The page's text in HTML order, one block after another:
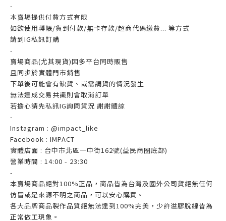
-
本賣場提供付費方式有限
如欲使用轉帳/貨到付款/無卡存款/超商代碼繳費... 等方式
請到IG私訊訂購
-
賣場商品(尤其現貨)因多平台同時販售
且同步於實體門市銷售
下單後可能會有缺貨、或需調貨的情況發生
無法達成交易共識則會取消訂單
若擔心請先私訊IG詢問貨況 謝謝體諒
-
Instagram : @impact_like
Facebook : IMPACT
實體店面 : 台中市北區一中街162號(益民商圈底部)
營業時間 : 14:00 - 23:30
-
本賣場商品絕對100%正品，商品皆為台灣及國外公司貨絕無任何
仿冒或是來源不明之商品，可以安心購買。
各大品牌商品製作品質絕無法達到100%完美，少許溢膠脫線皆為
正常做工現象。